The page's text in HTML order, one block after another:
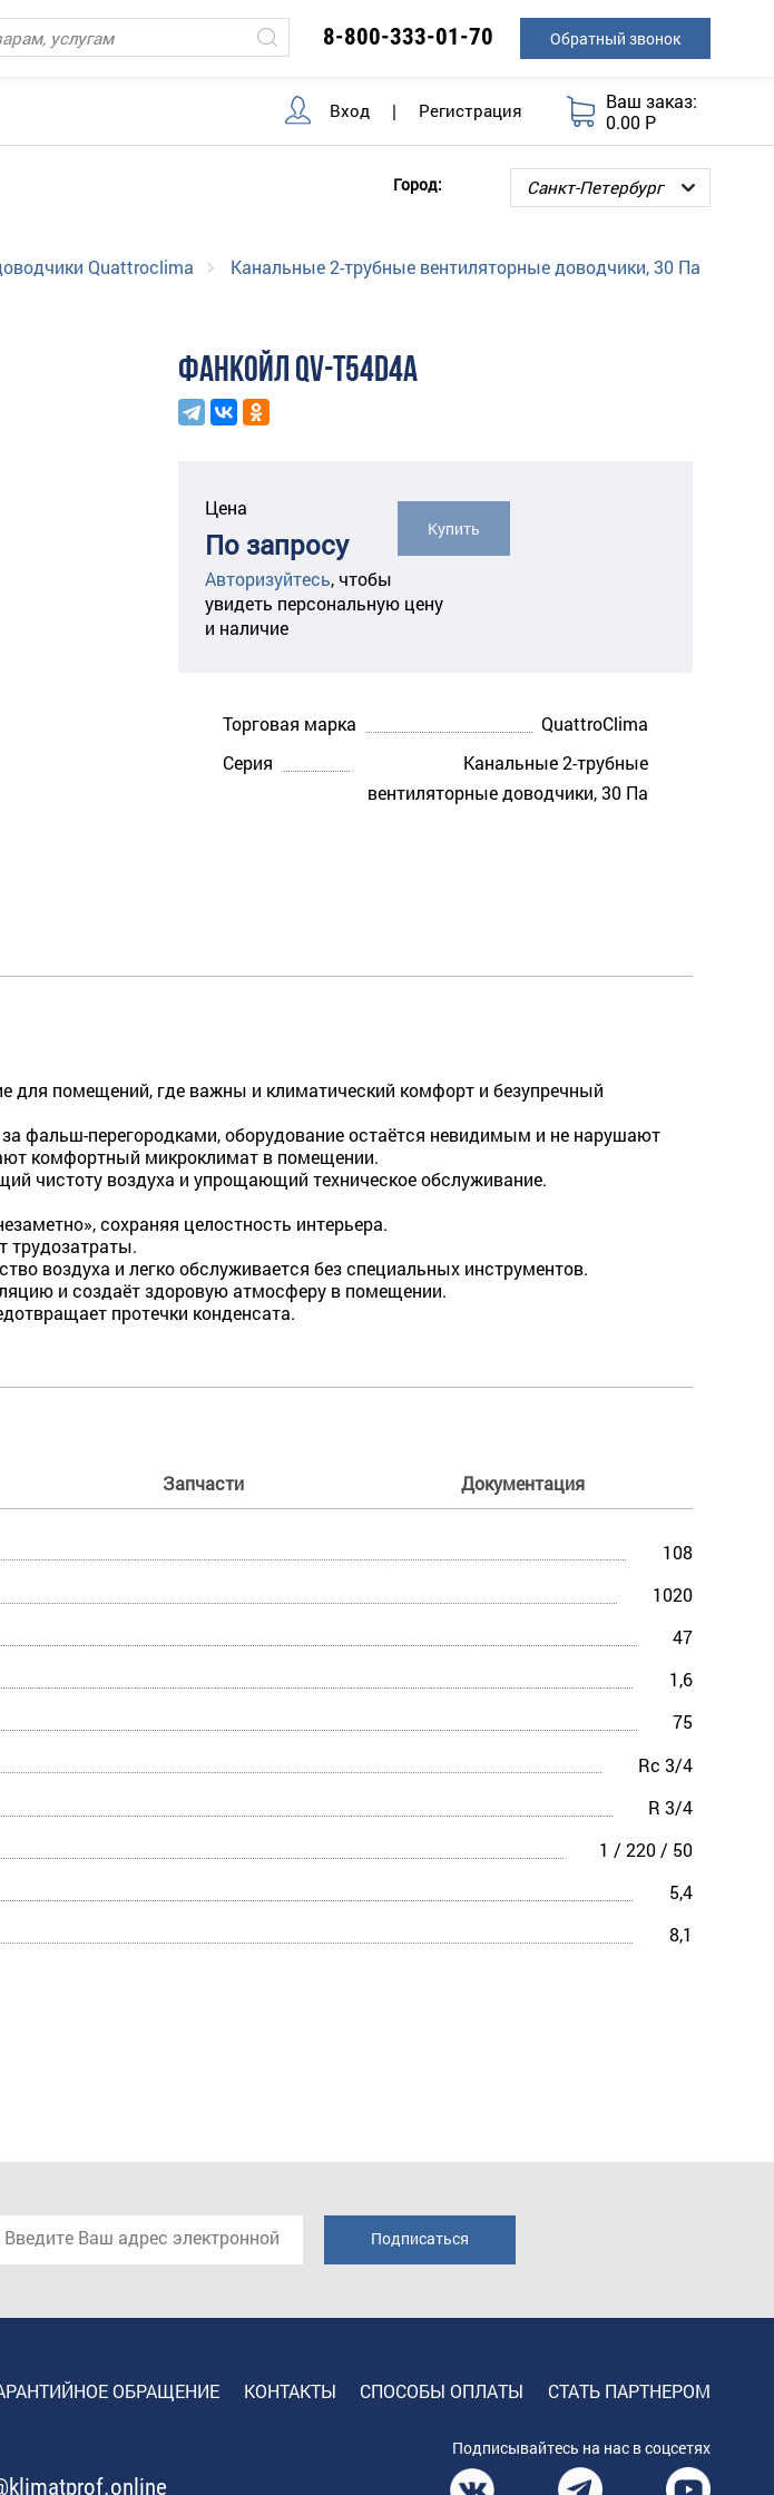
8-800-333-01-70 Обратный звонок
Вход | Регистрация
Ваш заказ:
0.00 Р
Город:
Quattroclima
Канальные 2-трубные вентиляторные доводчики, 30 Па
ФАНКОЙЛ QV-T54D4A
Цена
По запросу
Авторизуйтесь, чтобы
увидеть персональную цену
и наличие
Купить
Торговая марка
QuattroClima
Серия
Канальные 2-трубные
вентиляторные доводчики, 30 Па
для помещений, где важны и климатический комфорт и безупречный
фальш-перегородками, оборудование остаётся невидимым и не нарушают
комфортный микроклимат в помещении.
чистоту воздуха и упрощающий техническое обслуживание.
сохраняя целостность интерьера.
трудозатраты.
воздуха и легко обслуживается без специальных инструментов.
и создаёт здоровую атмосферу в помещении.
протечки конденсата.
Запчасти Документация
108
1020
47
1,6
75
Rc 3/4
R 3/4
1 / 220 / 50
5,4
8,1
ОБРАЩЕНИЕ КОНТАКТЫ СПОСОБЫ ОПЛАТЫ СТАТЬ ПАРТНЕРОМ
Подписывайтесь на нас в соцсетях